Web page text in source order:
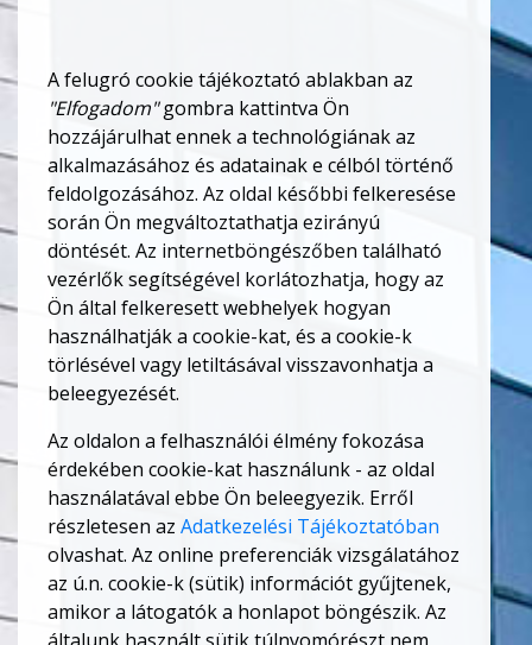
A felugró cookie tájékoztató ablakban az
"Elfogadom"gombra kattintva Ön
hozzájárulhat ennek a technológiának az
alkalmazásához és adatainak e célból történő
feldolgozásához. Az oldal későbbi felkeresése
során Ön megváltoztathatja ezirányú
döntését. Az internetböngészőben található
vezérlők segítségével korlátozhatja, hogy az
Ön által felkeresett webhelyek hogyan
használhatják a cookie-kat, és a cookie-k
törlésével vagy letiltásával visszavonhatja a
beleegyezését.
Az oldalon a felhasználói élmény fokozása
érdekében cookie-kat használunk - az oldal
használatával ebbe Ön beleegyezik. Erről
részletesen az Adatkezelési Tájékoztatóban
olvashat. Az online preferenciák vizsgálatához
az ú.n. cookie-k (sütik) információt gyűjtenek,
amikor a látogatók a honlapot böngészik. Az